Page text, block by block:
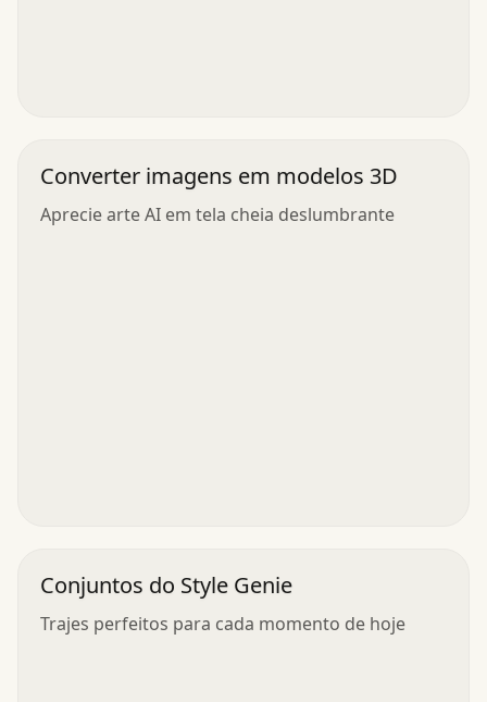
Converter imagens em modelos 3D
Aprecie arte AI em tela cheia deslumbrante
Conjuntos do Style Genie
Trajes perfeitos para cada momento de hoje